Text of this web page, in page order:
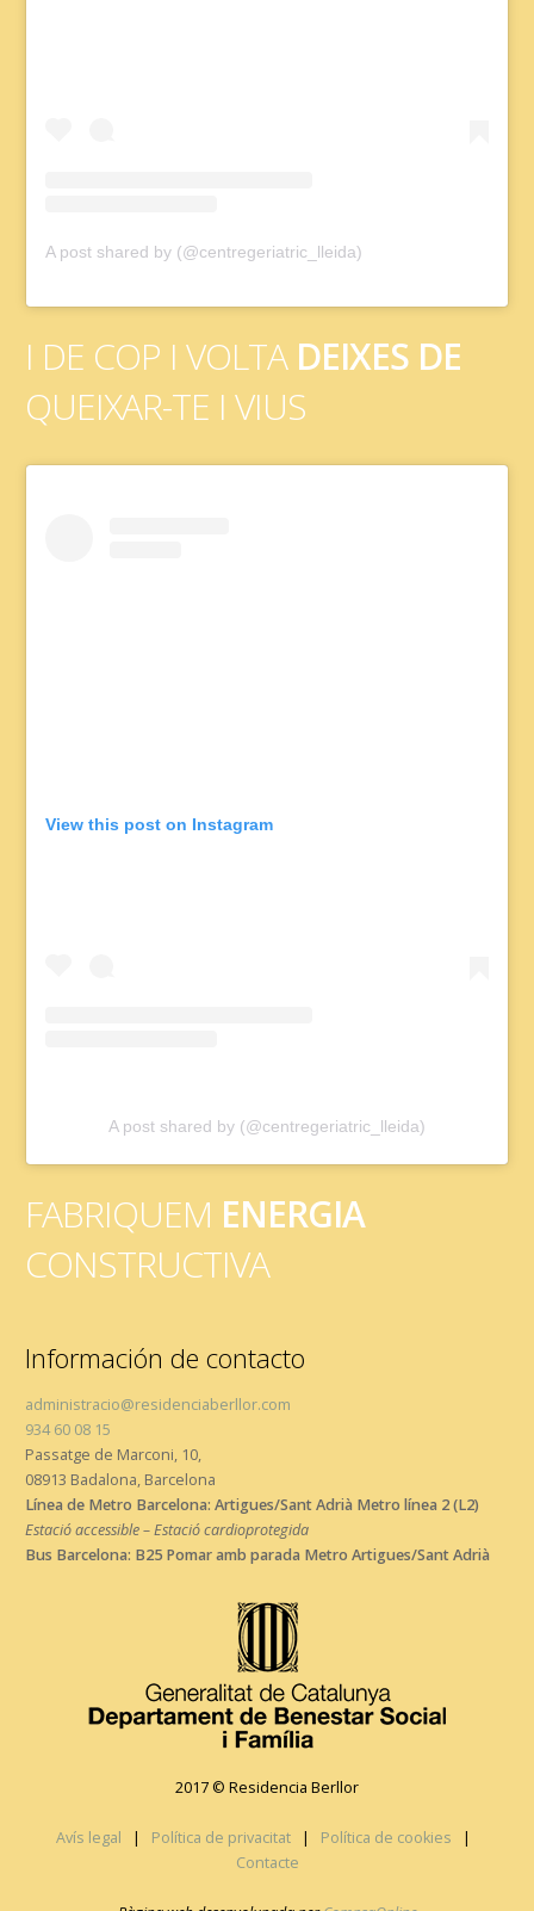
A post shared by (@centregeriatric_lleida)
I DE COP I VOLTA DEIXES DE
QUEIXAR-TE I VIUS
View this post on Instagram
A post shared by (@centregeriatric_lleida)
FABRIQUEM ENERGIA
CONSTRUCTIVA
Información de contacto
administracio@residenciaberllor.com
934 60 08 15
Passatge de Marconi, 10,
08913 Badalona, Barcelona
Línea de Metro Barcelona: Artigues/Sant Adrià Metro línea 2 (L2)
Estació accessible – Estació cardioprotegida
Bus Barcelona: B25 Pomar amb parada Metro Artigues/Sant Adrià
2017 © Residencia Berllor
Avís legal Política de privacitat Política de cookies
Contacte